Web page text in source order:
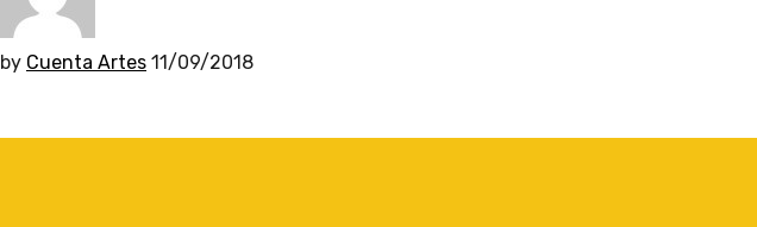
by Cuenta Artes 11/09/2018